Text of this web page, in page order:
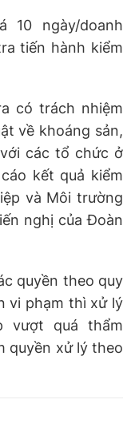
10 ngày/doanh
tiến hành kiểm
có trách nhiệm
về khoáng sản,
các tổ chức ở
kết quả kiểm
và Môi trường
nghị của Đoàn
quyền theo quy
vi phạm thì xử lý
vượt quá thẩm
quyền xử lý theo